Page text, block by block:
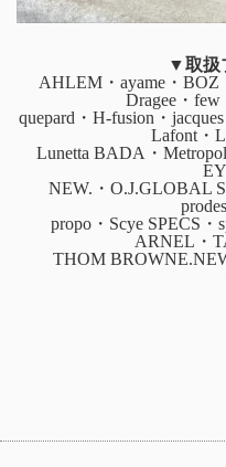
▼取扱
AHLEM・ayame・BOZ
Dragee・
quepard・H-fusion・
Lafont・
Lunetta BADA・
NEW.・O.J.GLOBAL
propo・Scye SPECS
ARNEL・
THOM